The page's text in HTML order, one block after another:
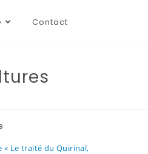
Contact
« Le traité du Quirinal,